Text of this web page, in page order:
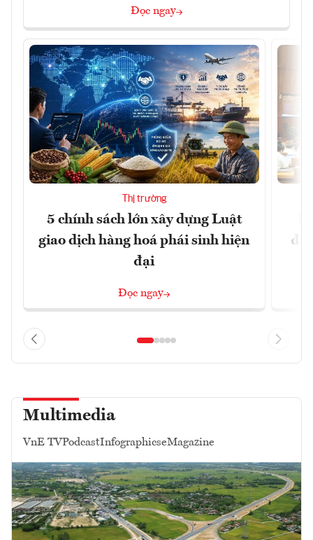
Đọc ngay
Thị trường
5 chính sách lớn xây dựng Luật
giao dịch hàng hoá phái sinh hiện
đại
Đọc ngay
Multimedia
VnE TVPodcastInfographicseMagazine